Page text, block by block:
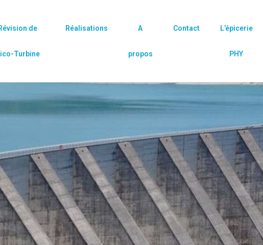
de
Turbine
Réalisations A
propos
Contact L’épicerie
PHY